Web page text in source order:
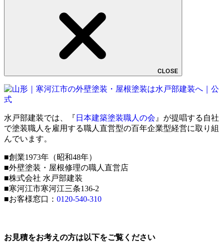
CLOSE
水戸部建装では、『 日本建築塗装職人の会 』が提唱する自社
で塗装職人を雇用する職人直営型の百年企業型経営に取り組
んでいます。
■創業1973年（昭和48年）
■外壁塗装・屋根修理の職人直営店
■株式会社 水戸部建装
■寒河江市寒河江三条136-2
■お客様窓口： 0120-540-310
お見積をお考えの方は以下をご覧ください